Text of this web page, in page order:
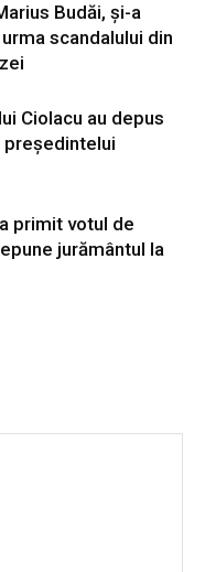
Budăi, şi-a
scandalului din
Ciolacu au depus
președintelui
primit votul de
jurământul la